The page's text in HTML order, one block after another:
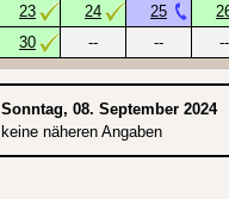
23
24 25
30
-- -- --
Sonntag, 08. September 2024
keine näheren Angaben